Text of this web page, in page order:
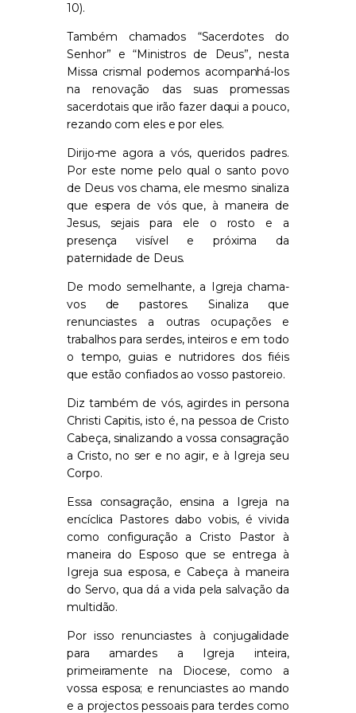
10).
Também chamados “Sacerdotes do
Senhor” e “Ministros de Deus”, nesta
Missa crismal podemos acompanhá-los
na renovação das suas promessas
sacerdotais que irão fazer daqui a pouco,
rezando com eles e por eles.
Dirijo-me agora a vós, queridos padres.
Por este nome pelo qual o santo povo
de Deus vos chama, ele mesmo sinaliza
que espera de vós que, à maneira de
Jesus, sejais para ele o rosto e a
presença visível e próxima da
paternidade de Deus.
De modo semelhante, a Igreja chama-
vos de pastores. Sinaliza que
renunciastes a outras ocupações e
trabalhos para serdes,inteiros e em todo
o tempo, guias e nutridores dos fiéis
que estão confiados ao vosso pastoreio.
Diz também de vós, agirdesin persona
Christi Capitis, isto é, na pessoa de Cristo
Cabeça, sinalizando a vossa consagração
a Cristo,no ser e no agir, e à Igreja seu
Corpo.
Essa consagração, ensina a Igreja na
encíclica Pastores dabo vobis, é vivida
como configuração a Cristo Pastor à
maneira do Esposo que se entrega à
Igreja sua esposa, e Cabeça à maneira
do Servo, qua dá a vida pela salvação da
multidão.
Por isso renunciastes à conjugalidade
para amardes a Igreja inteira,
primeiramente na
Diocese, como a
vossa esposa; e renunciastes ao mando
e a projectos pessoais para terdes como